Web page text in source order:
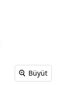
Büyüt